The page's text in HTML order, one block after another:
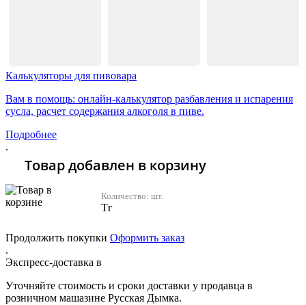
Калькуляторы для пивовара
Вам в помощь: онлайн-калькулятор разбавления и испарения
сусла, расчет содержания алкоголя в пиве.
Подробнее
.
Товар добавлен в корзину
Количество: шт.
Тг
Продолжить покупки Оформить заказ
.
Экспресс-доставка в
Уточняйте стоимость и сроки доставки у продавца в
розничном машазине Русская Дымка.